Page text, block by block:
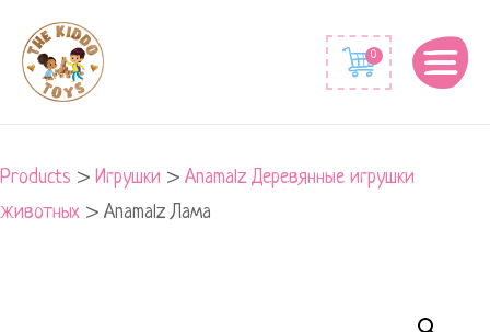
0
Products > Игрушки > Anamalz Деревянные игрушки
животных > Anamalz Лама